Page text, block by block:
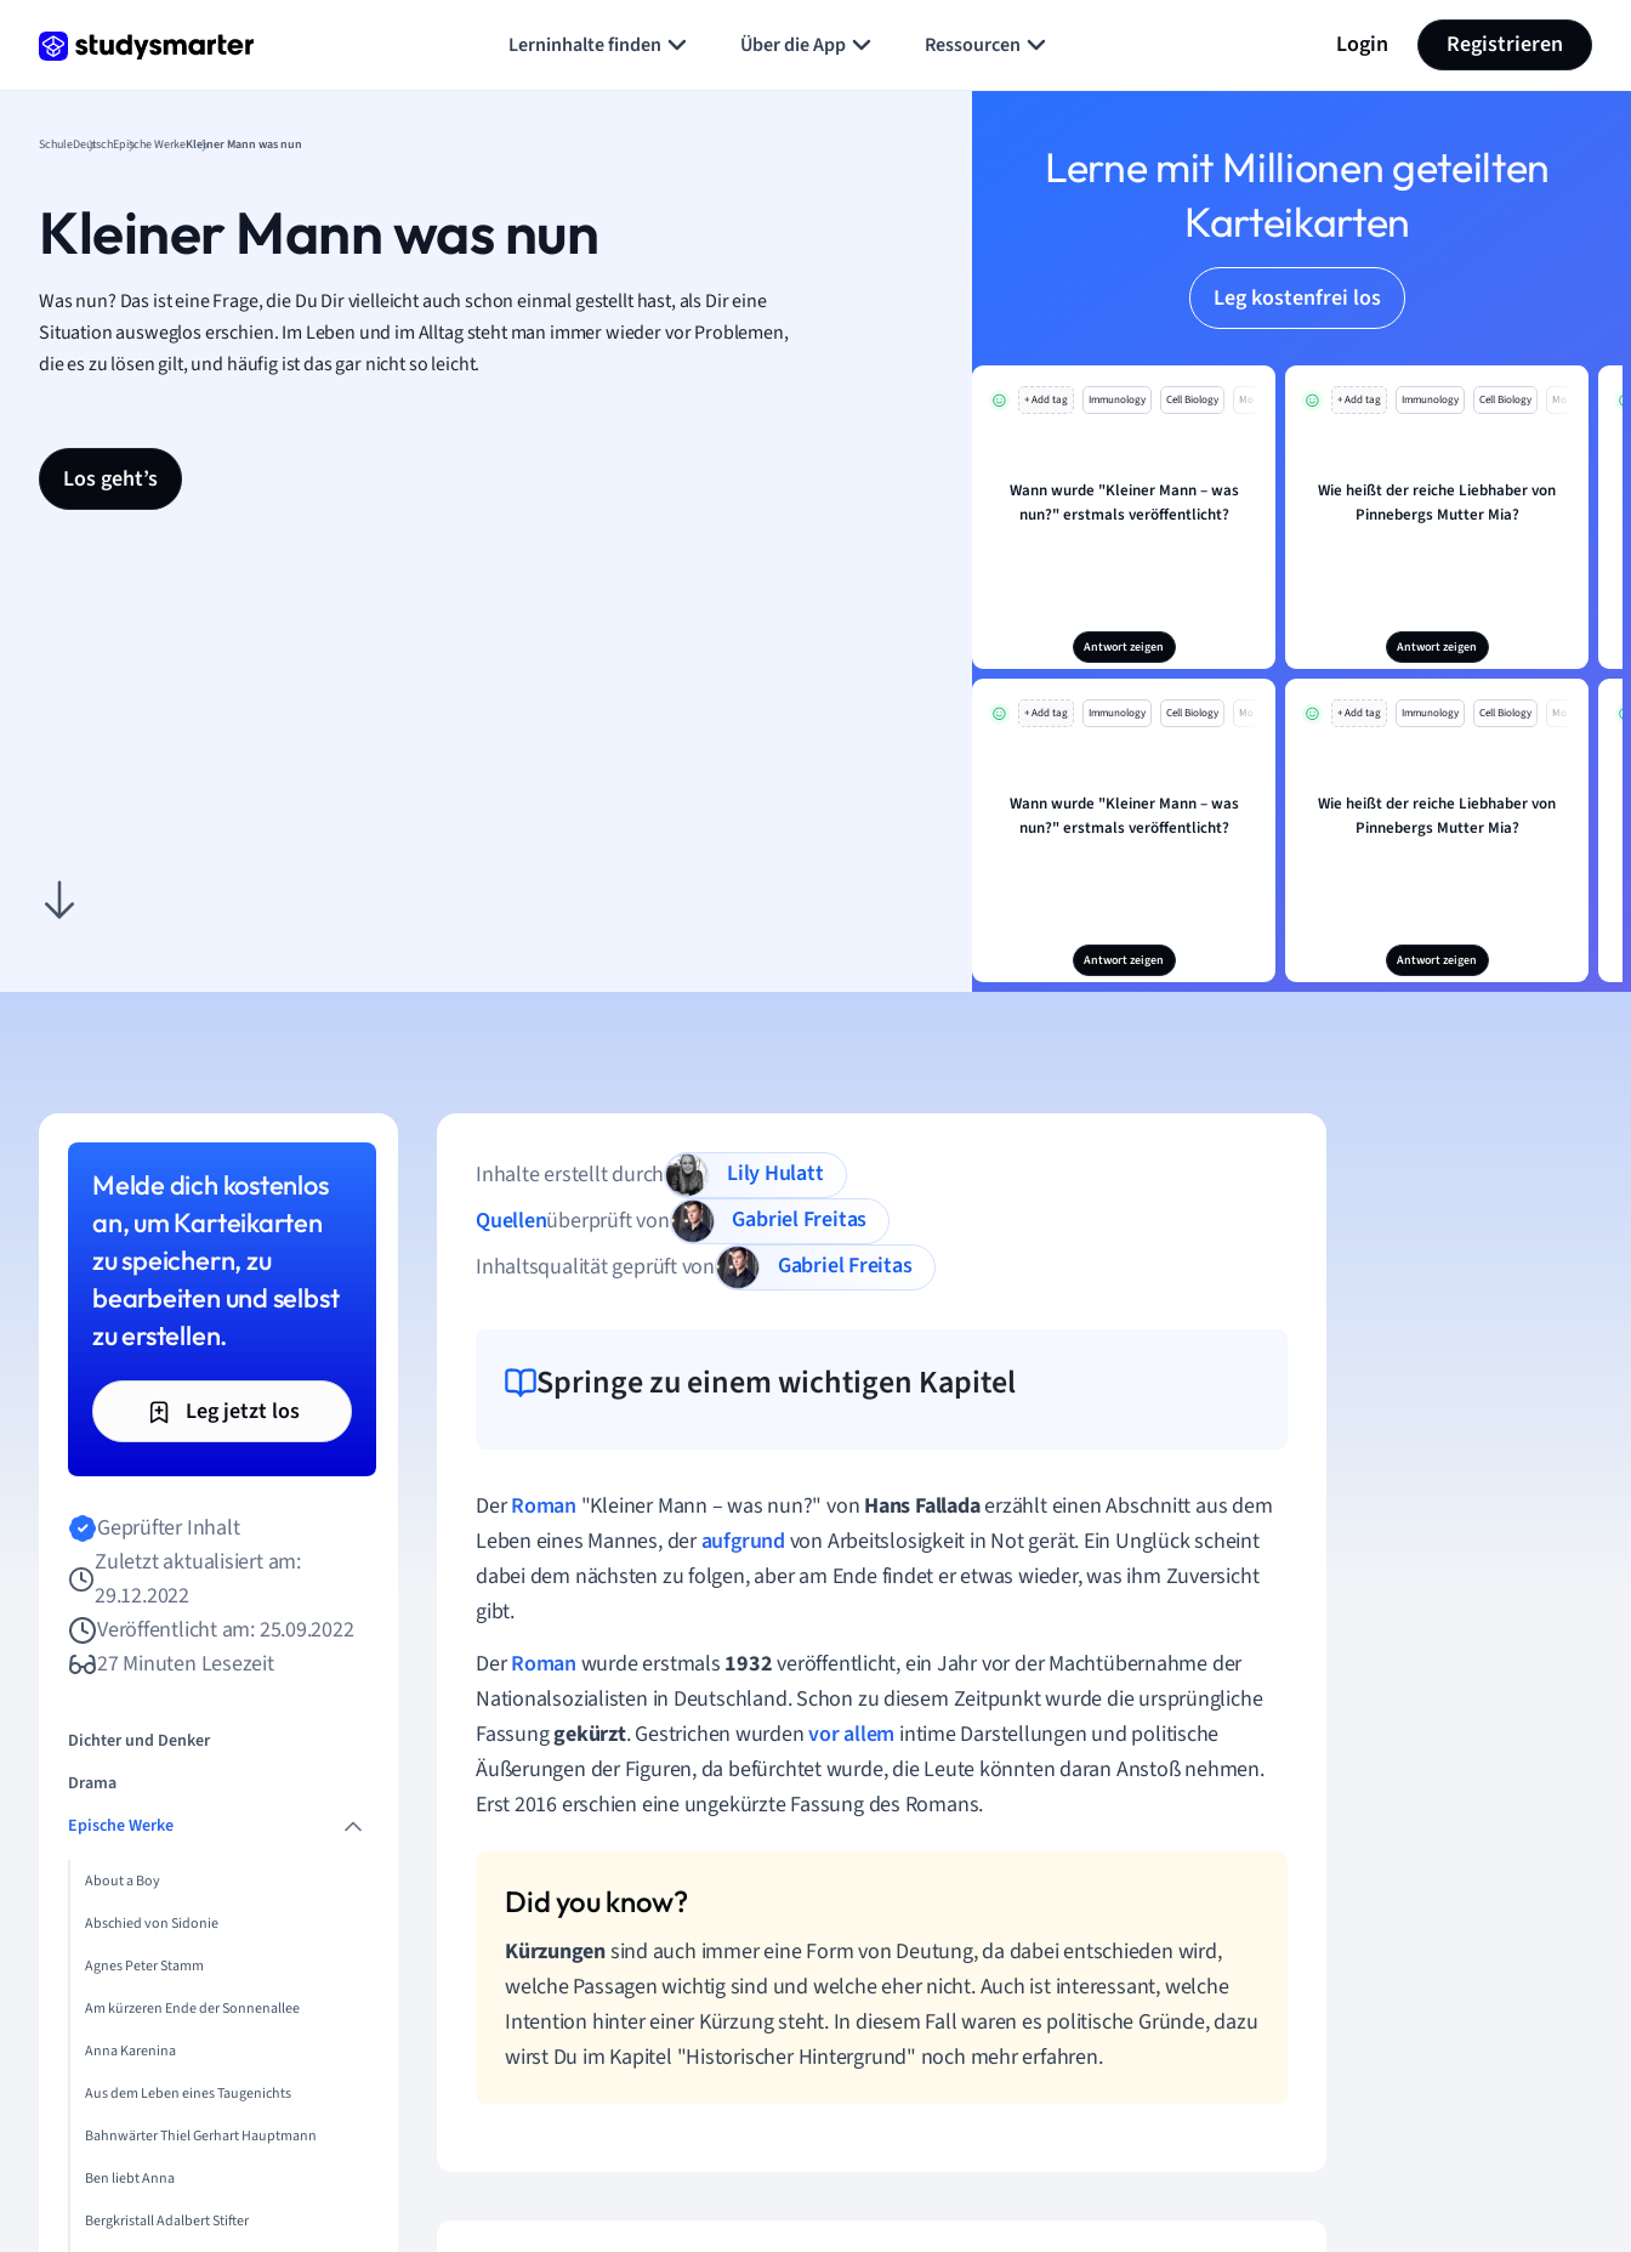
Lerninhalte finden Über die App Ressourcen Login Registrieren
SchuleDeutschEpische WerkeKleiner Mann was nun
Kleiner Mann was nun
Was nun? Das ist eine Frage, die Du Dir vielleicht auch schon einmal gestellt hast, als Dir eine
Situation ausweglos erschien. Im Leben und im Alltag steht man immer wieder vor Problemen,
die es zu lösen gilt, und häufig ist das gar nicht so leicht.
Los geht’s
Lerne mit Millionen geteilten
Karteikarten
Leg kostenfrei los
+ Add tag Immunology Cell Biology Mo
Wann wurde "Kleiner Mann – was
nun?" erstmals veröffentlicht?
Antwort zeigen
+ Add tag Immunology Cell Biology Mo
Wie heißt der reiche Liebhaber von
Pinnebergs Mutter Mia?
Antwort zeigen
+ Add tag Immunology Cell Biology Mo
Wann wurde "Kleiner Mann – was
nun?" erstmals veröffentlicht?
Antwort zeigen
+ Add tag Immunology Cell Biology Mo
Wie heißt der reiche Liebhaber von
Pinnebergs Mutter Mia?
Antwort zeigen
Melde dich kostenlos
an, um Karteikarten
zu speichern, zu
bearbeiten und selbst
zu erstellen.
Leg jetzt los
Geprüfter Inhalt
Zuletzt aktualisiert am:
29.12.2022
Veröffentlicht am: 25.09.2022
27 Minuten Lesezeit
Dichter und Denker
Drama
Epische Werke
About a Boy
Abschied von Sidonie
Agnes Peter Stamm
Am kürzeren Ende der Sonnenallee
Anna Karenina
Aus dem Leben eines Taugenichts
Bahnwärter Thiel Gerhart Hauptmann
Ben liebt Anna
Bergkristall Adalbert Stifter
Inhalte erstellt durch
Lily Hulatt
Quellenüberprüft von
Gabriel Freitas
Inhaltsqualität geprüft von
Gabriel Freitas
Springe zu einem wichtigen Kapitel
DerRoman "Kleiner Mann – was nun?" von Hans Falladaerzählt einen Abschnitt aus dem
Leben eines Mannes, deraufgrund von Arbeitslosigkeit in Not gerät. Ein Unglück scheint
dabei dem nächsten zu folgen, aber am Ende findet er etwas wieder, was ihm Zuversicht
gibt.
DerRoman wurde erstmals 1932veröffentlicht, ein Jahr vor der Machtübernahme der
Nationalsozialisten in Deutschland. Schon zu diesem Zeitpunkt wurde die ursprüngliche
Fassunggekürzt. Gestrichen wurdenvor allem intime Darstellungen und politische
Äußerungen der Figuren, da befürchtet wurde, die Leute könnten daran Anstoß nehmen.
Erst 2016 erschien eine ungekürzte Fassung des Romans.
Kürzungensind auch immer eine Form von Deutung, da dabei entschieden wird,
welche Passagen wichtig sind und welche eher nicht. Auch ist interessant, welche
Intention hinter einer Kürzung steht. In diesem Fall waren es politische Gründe, dazu
wirst Du im Kapitel "Historischer Hintergrund" noch mehr erfahren.